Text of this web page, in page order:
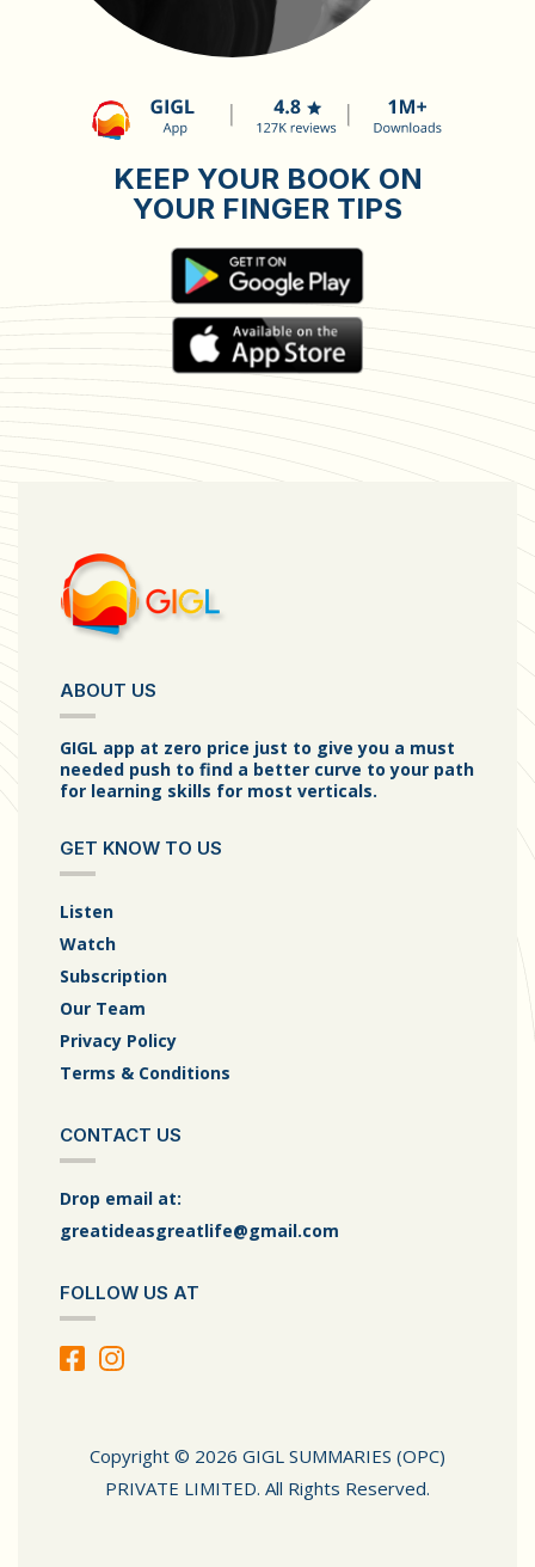
KEEP YOUR BOOK ON
YOUR FINGER TIPS
ABOUT US
GIGL app at zero price just to give you a must
needed push to find a better curve to your path
for learning skills for most verticals.
GET KNOW TO US
Listen
Watch
Subscription
Our Team
Privacy Policy
Terms & Conditions
CONTACT US
Drop email at:
greatideasgreatlife@gmail.com
FOLLOW US AT
Copyright © 2026 GIGL SUMMARIES (OPC)
PRIVATE LIMITED. All Rights Reserved.